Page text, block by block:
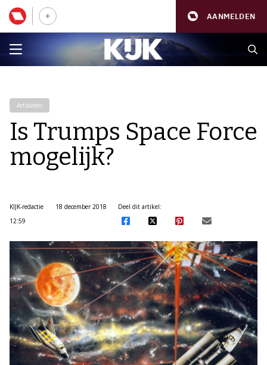
AANMELDEN
Artikelen
Is Trumps Space Force
mogelijk?
KIJK-redactie
18 december 2018
12:59
Deel dit artikel: